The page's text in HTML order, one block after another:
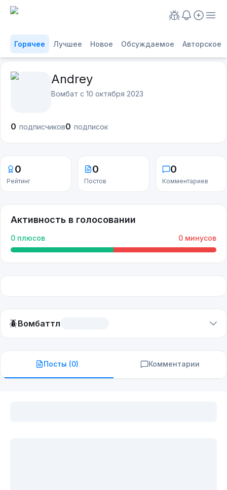
Горячее Лучшее Новое Обсуждаемое Авторское
Andrey
Вомбат с 10 октября 2023
0 подписчиков0 подписок
0
Рейтинг
0
Постов
0
Комментариев
Активность в голосовании
0 плюсов 0 минусов
🪲Вомбаттл
Посты (0) Комментарии